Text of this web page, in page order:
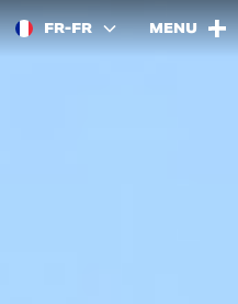
FR-FR MENU